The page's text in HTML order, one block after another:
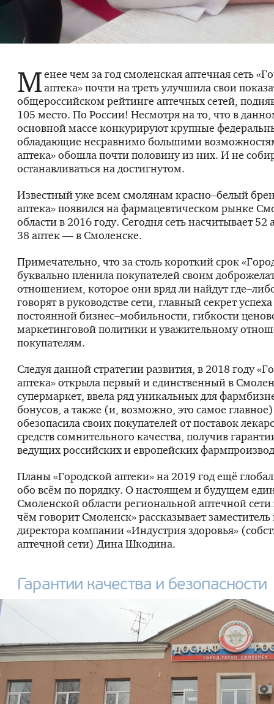
Менее чем за год смоленская аптечная сеть
аптека» почти на треть улучшила свои
общероссийском рейтинге аптечных сетей,
105 место. По России! Несмотря на то, что в
основной массе конкурируют крупные
обладающие несравнимо большими
аптека» обошла почти половину из них. И не
останавливаться на достигнутом.
Известный уже всем смолянам красно–белый
аптека» появился на фармацевтическом рынке
области в 2016 году. Сегодня сеть насчитывает
38 аптек — в Смоленске.
Примечательно, что за столь короткий срок
буквально пленила покупателей своим
отношением, которое они вряд ли найдут
говорят в руководстве сети, главный секрет
постоянной бизнес–мобильности, гибкости
маркетинговой политики и уважительному
покупателям.
Следуя данной стратегии развития, в 2018 году
аптека» открыла первый и единственный в
супермаркет, ввела ряд уникальных для
бонусов, а также (и, возможно, это самое
обезопасила своих покупателей от поставок
средств сомнительного качества, получив
ведущих российских и европейских
Планы «Городской аптеки» на 2019 год ещё
обо всём по порядку. О настоящем и будущем
Смоленской области региональной аптечной
чём говорит Смоленск» рассказывает заместитель
директора компании «Индустрия здоровья»
аптечной сети) Дина Шкодина.
Гарантии качества и безопасности